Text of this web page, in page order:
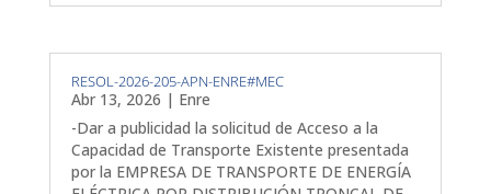
RESOL-2026-205-APN-ENRE#MEC
Abr 13, 2026 | Enre
-Dar a publicidad la solicitud de Acceso a la
Capacidad de Transporte Existente presentada
por la EMPRESA DE TRANSPORTE DE ENERGÍA